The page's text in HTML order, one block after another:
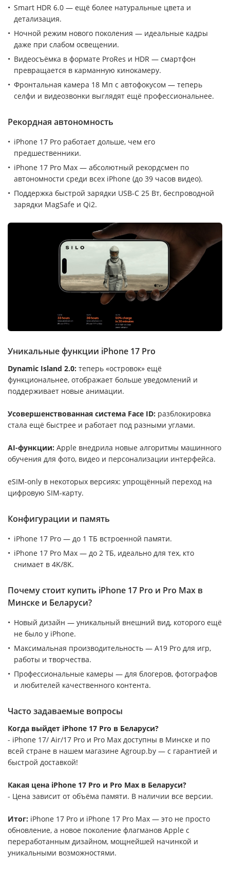
Smart HDR 6.0 — ещё более натуральные цвета и
детализация.
Ночной режим нового поколения — идеальные кадры
даже при слабом освещении.
Видеосъёмка в формате ProRes и HDR — смартфон
превращается в карманную кинокамеру.
Фронтальная камера 18 Мп с автофокусом — теперь
селфи и видеозвонки выглядят ещё профессиональнее.
Рекордная автономность
iPhone 17 Pro работает дольше, чем его
предшественники.
iPhone 17 Pro Max — абсолютный рекордсмен по
автономности среди всех iPhone (до 39 часов видео).
Поддержка быстрой зарядки USB-C 25 Вт, беспроводной
зарядки MagSafe и Qi2.
Уникальные функции iPhone 17 Pro
Dynamic Island 2.0: теперь «островок» ещё
функциональнее, отображает больше уведомлений и
поддерживает новые анимации.
Усовершенствованная система Face ID: разблокировка
стала ещё быстрее и работает под разными углами.
AI-функции: Apple внедрила новые алгоритмы машинного
обучения для фото, видео и персонализации интерфейса.
eSIM-only в некоторых версиях: упрощённый переход на
цифровую SIM-карту.
Конфигурации и память
iPhone 17 Pro — до 1 ТБ встроенной памяти.
iPhone 17 Pro Max — до 2 ТБ, идеально для тех, кто
снимает в 4K/8K.
Почему стоит купить iPhone 17 Pro и Pro Max в
Минске и Беларуси?
Новый дизайн — уникальный внешний вид, которого ещё
не было у iPhone.
Максимальная производительность — A19 Pro для игр,
работы и творчества.
Профессиональные камеры — для блогеров, фотографов
и любителей качественного контента.
Часто задаваемые вопросы
Когда выйдет iPhone 17 Pro в Беларуси?
- iPhone 17/ Air/17 Pro и Pro Max доступны в Минске и по
всей стране в нашем магазине Agroup.by — с гарантией и
быстрой доставкой!
Какая цена iPhone 17 Pro и Pro Max в Беларуси?
- Цена зависит от объёма памяти. В наличии все версии.
Итог: iPhone 17 Pro и iPhone 17 Pro Max — это не просто
обновление, а новое поколение флагманов Apple с
переработанным дизайном, мощнейшей начинкой и
уникальными возможностями.